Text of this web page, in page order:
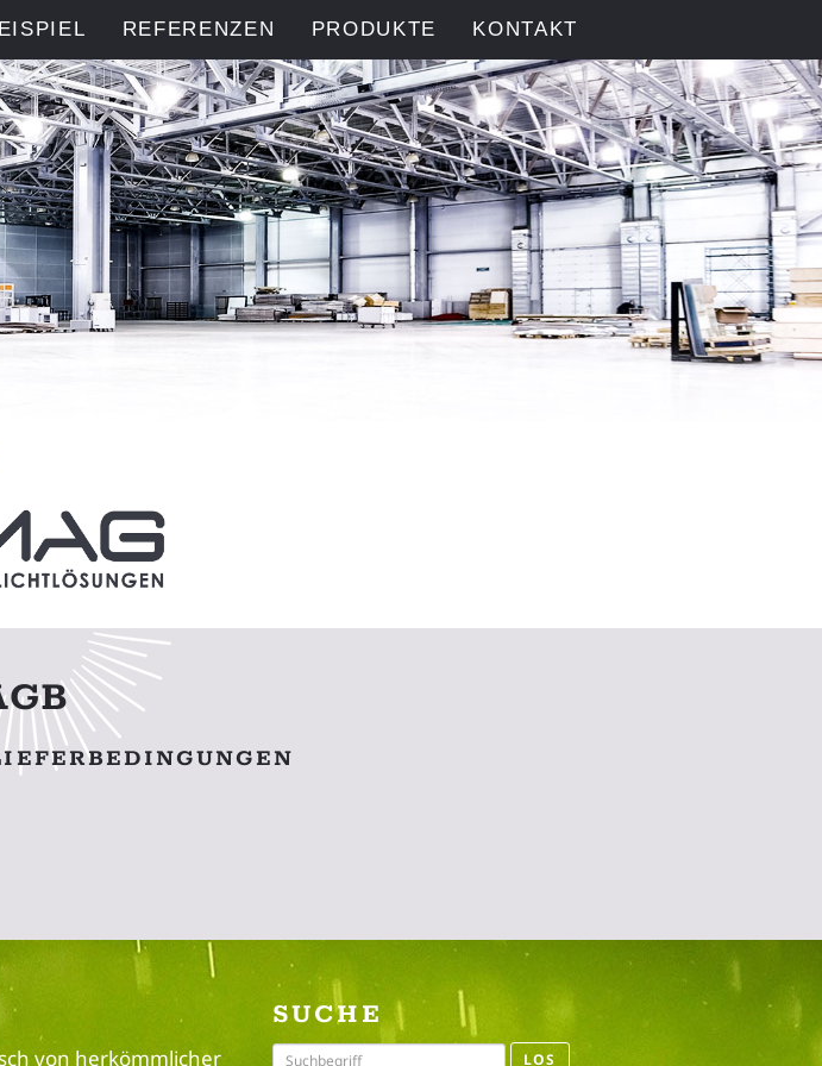
REFERENZEN PRODUKTE KONTAKT
von herkömmlicher
SUCHE
LOS